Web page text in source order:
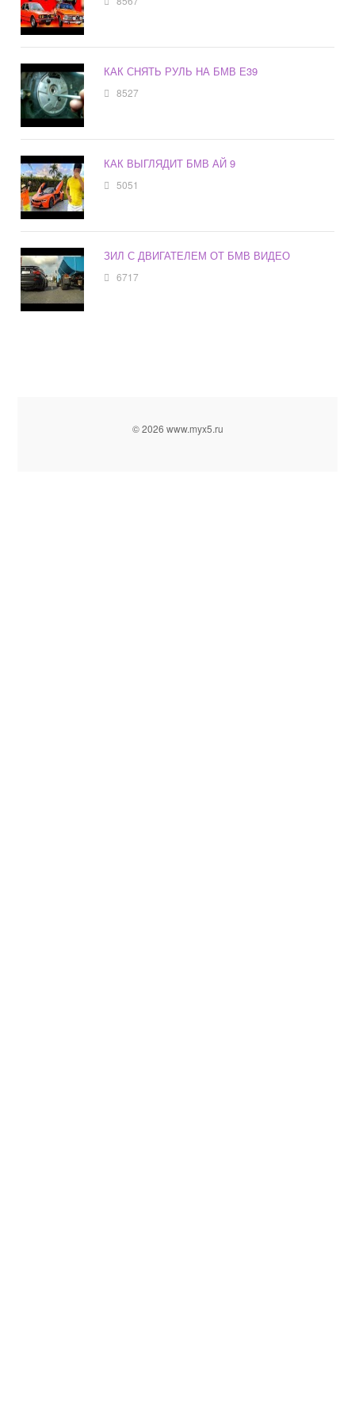
КАК СНЯТЬ РУЛЬ НА БМВ Е39
8527
КАК ВЫГЛЯДИТ БМВ АЙ 9
5051
ЗИЛ С ДВИГАТЕЛЕМ ОТ БМВ ВИДЕО
6717
© 2026 www.myx5.ru